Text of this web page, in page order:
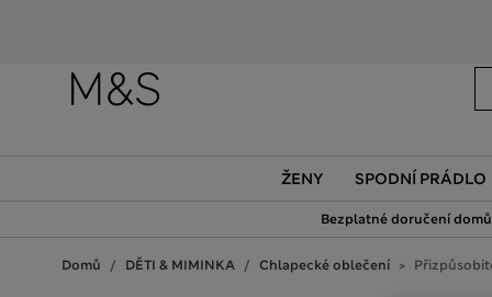
ŽENY SPODNÍ PRÁDLO
Bezplatné doručení
Domů DĚTI & MIMINKA Chlapecké oblečení